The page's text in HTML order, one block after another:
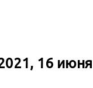
16 июня